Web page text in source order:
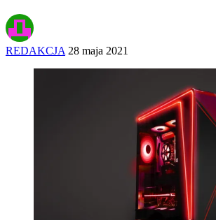
REDAKCJA 28 maja 2021